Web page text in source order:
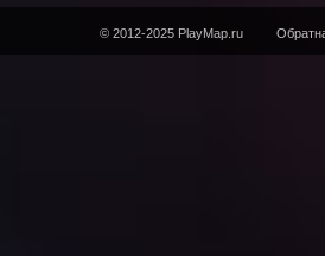
© 2012-2025 PlayMap.ru